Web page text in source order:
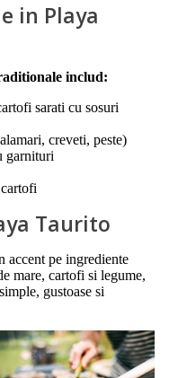
in Playa
includ:
sarati cu sosuri
creveti, peste)
garnituri
Taurito
accent pe ingrediente
mare, cartofi si legume,
gustoase si